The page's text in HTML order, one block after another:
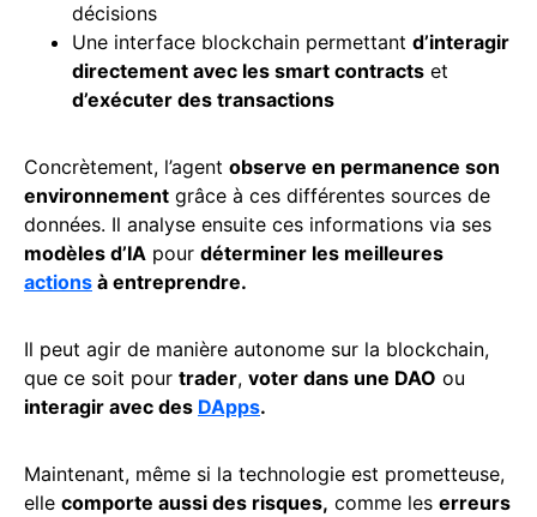
décisions
Une interface blockchain permettant d’interagir
directement avec les smart contracts et
d’exécuter des transactions
Concrètement, l’agent observe en permanence son
environnement grâce à ces différentes sources de
données. Il analyse ensuite ces informations via ses
modèles d’IA pour déterminer les meilleures
actions à entreprendre.
Il peut agir de manière autonome sur la blockchain,
que ce soit pour trader, voter dans une DAO ou
interagir avec des DApps.
Maintenant, même si la technologie est prometteuse,
elle comporte aussi des risques, comme les erreurs